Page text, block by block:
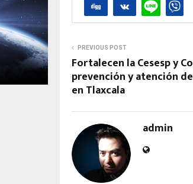
PREVIOUS POST
Fortalecen la Cesesp y
prevención y atención
en Tlaxcala
admin